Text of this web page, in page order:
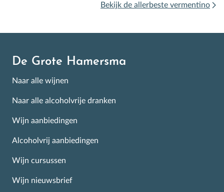
Bekijk de allerbeste vermentino
De Grote Hamersma
Naar alle wijnen
Naar alle alcoholvrije dranken
Wijn aanbiedingen
Alcoholvrij aanbiedingen
Wijn cursussen
Wijn nieuwsbrief